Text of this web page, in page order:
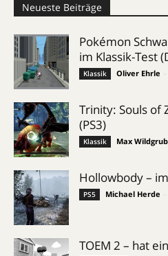
Neueste Beiträge
Pokémon
im Klassik-Test
Klassik Oliver Ehrle
Trinity: Souls of
(PS3)
Klassik Max
Hollowbody –
PS5 Michael Herde
TOEM 2 – hat